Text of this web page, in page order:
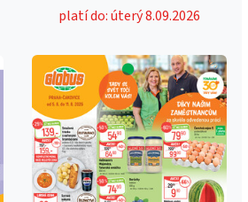
platí do: úterý 8.09.2026